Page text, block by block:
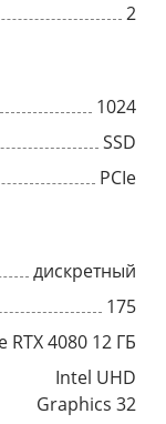
2
1024
SSD
PCIe
дискретный
175
RTX 4080 12 ГБ
Intel UHD
Graphics 32